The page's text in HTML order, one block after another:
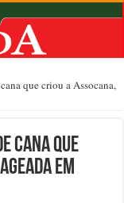
que criou a Assocana,
cana que
em